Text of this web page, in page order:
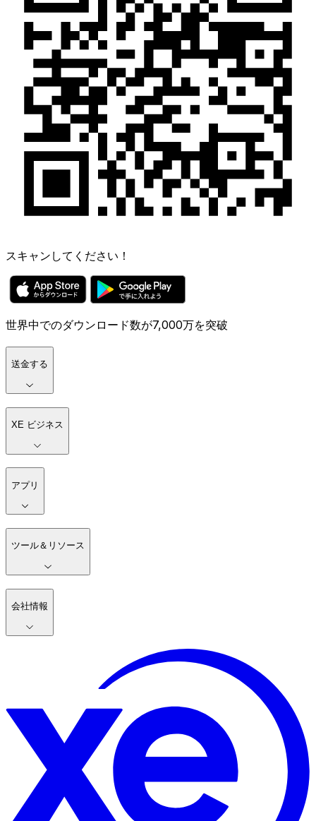
スキャンしてください！
世界中でのダウンロード数が7,000万を突破
送金する
XE ビジネス
アプリ
ツール＆リソース
会社情報